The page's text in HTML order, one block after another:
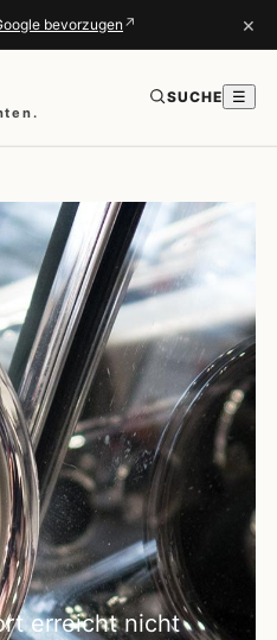
bevorzugen ↗ ×
SUCHE ☰
erreicht nicht